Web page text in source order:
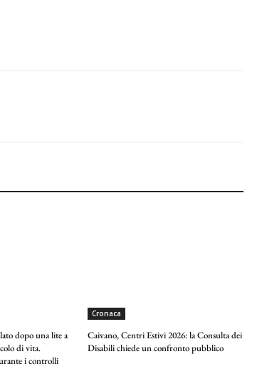
dopo una lite a
di vita.
i controlli
Cronaca
Caivano, Centri Estivi 2026: la Consulta dei
Disabili chiede un confronto pubblico